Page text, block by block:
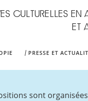
CULTURELLES
ET
PRESSE ET
sont